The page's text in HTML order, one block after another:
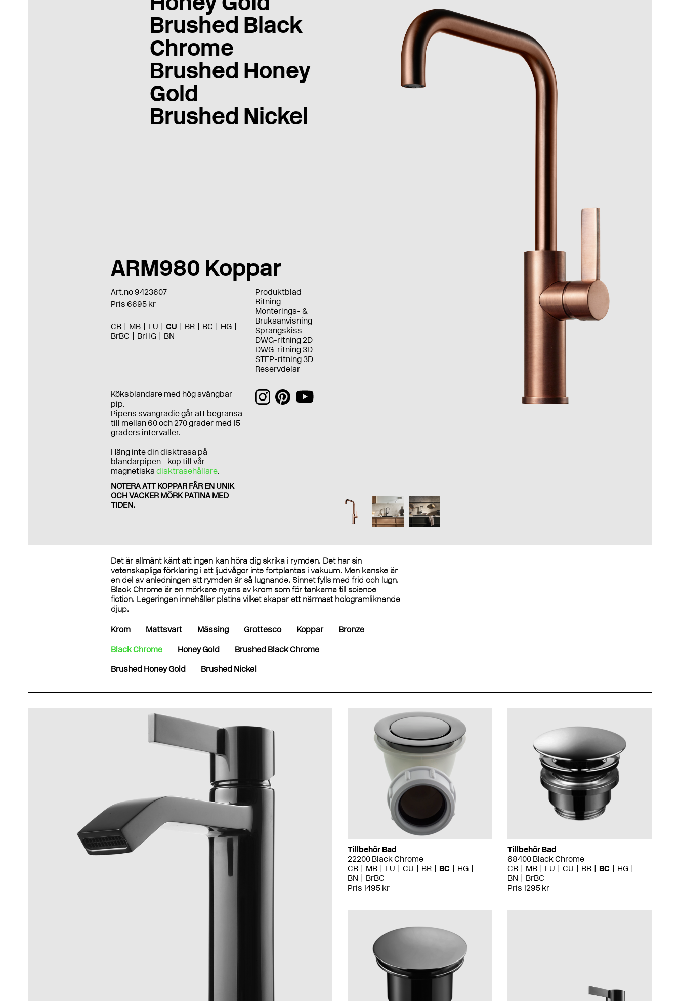
Brushed Black
Chrome
Brushed Honey
Gold
Brushed Nickel
ARM980 Koppar
Art.no 9423607
Pris 6695 kr
CR MB LU CU BR BC
HG
BrBC
BrHG BN
Produktblad
Ritning
Monterings- &
Bruksanvisning
Sprängskiss
DWG-ritning 2D
DWG-ritning 3D
STEP-ritning 3D
Reservdelar
Köksblandare med hög svängbar
pip.
Pipens svängradie går att begränsa
till mellan 60 och 270 grader med 15
graders intervaller.
Häng inte din disktrasa på
blandarpipen - köp till vår
magnetiskadisktrasehållare.
NOTERA ATT KOPPAR FÅR EN UNIK
OCH VACKER MÖRK PATINA MED
TIDEN.
Det är allmänt känt att ingen kan höra dig skrika i rymden. Det har sin
vetenskapliga förklaring i att ljudvågor inte fortplantas i vakuum. Men kanske är
en del av anledningen att rymden är så lugnande. Sinnet fylls med frid och lugn.
Black Chrome är en mörkare nyans av krom som för tankarna till science
fiction. Legeringen innehåller platina vilket skapar ett närmast hologramliknande
djup.
Krom Mattsvart Mässing Grottesco Koppar Bronze
Black Chrome Honey Gold Brushed Black Chrome
Brushed Honey Gold Brushed Nickel
Tillbehör Bad
22200 Black Chrome
CR
MB LU CU BR BC
HG
BN
BrBC
Pris 1495 kr
Tillbehör Bad
68400 Black Chrome
CR
MB LU CU BR BC
HG
BN
BrBC
Pris 1295 kr